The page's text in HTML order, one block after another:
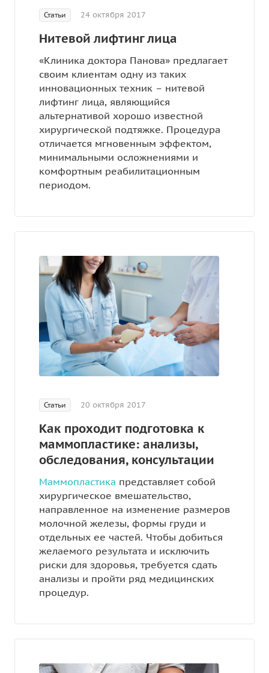
Статьи 24 октября 2017
Нитевой лифтинг лица
«Клиника доктора Панова» предлагает
своим клиентам одну из таких
инновационных техник – нитевой
лифтинг лица, являющийся
альтернативой хорошо известной
хирургической подтяжке. Процедура
отличается мгновенным эффектом,
минимальными осложнениями и
комфортным реабилитационным
периодом.
Статьи 20 октября 2017
Как проходит подготовка к
маммопластике: анализы,
обследования, консультации
Маммопластика представляет собой
хирургическое вмешательство,
направленное на изменение размеров
молочной железы, формы груди и
отдельных ее частей. Чтобы добиться
желаемого результата и исключить
риски для здоровья, требуется сдать
анализы и пройти ряд медицинских
процедур.